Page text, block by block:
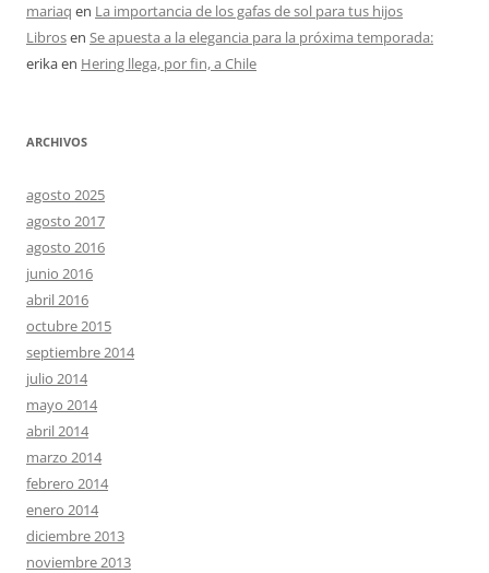
mariaq en La importancia de los gafas de sol para tus hijos
Librosen Se apuesta a la elegancia para la próxima temporada:
erikaen Hering llega, por fin, a Chile
ARCHIVOS
agosto 2025
agosto 2017
agosto 2016
junio 2016
abril 2016
octubre 2015
septiembre 2014
julio 2014
mayo 2014
abril 2014
marzo 2014
febrero 2014
enero 2014
diciembre 2013
noviembre 2013